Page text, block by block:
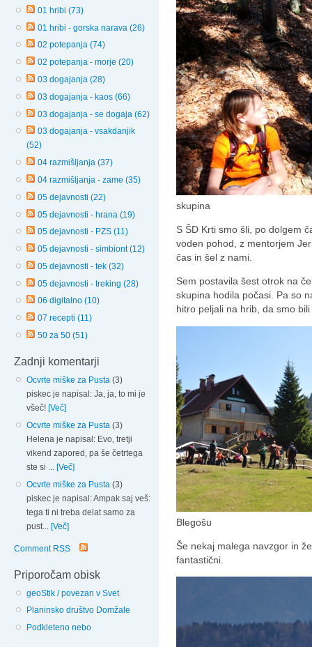
01 hribi (73)
01 hribi - gorska narava (26)
02 potepanja (74)
02 potepanja - morje (20)
03 dogajanja (28)
03 dogajanja - kaos (66)
03 dogajanja - se dogaja (62)
03 dogajanja - vsakdanjik
(52)
04 razmišljanja (37)
04 razmišljanja - zame (35)
05 dejavnosti (22)
05 dejavnosti - hrana (19)
05 dejavnosti - PZS (11)
05 dejavnosti - simbiont (12)
05 dejavnosti - tek (32)
05 dejavnosti - treking (28)
06 digitalno (10)
07 recepti (11)
50 za 50 (51)
Zadnji komentarji
Ocvrte miške za Pusta (3)
piskec je napisal: Ja, ja, to mi je
všeč! [Več]
Ocvrte miške za Pusta (3)
Helena je napisal: Evo, tretji
vikend zapored, pa še četrtega
ste si ... [Več]
Ocvrte miške za Pusta (3)
piskec je napisal: Ampak saj veš:
tega ti ni treba delat samo za
pust... [Več]
Comment RSS
Priporočam obisk
geoStik / povezan v Svet
Planinsko društvo Domžale
Podkleteno nebo
skupina
S ŠD Krti smo šli, po dolgem
voden pohod, z mentorjem
čas in šel z nami.
Sem postavila šest otrok na
skupina hodila počasi. Pa so
hitro peljali na hrib, da smo
Blegošu
Še nekaj malega navzgor in
fantastični.